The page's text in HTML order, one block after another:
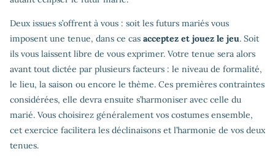
Deux issues s’offrent à vous : soit les futurs mariés vous
imposent une tenue, dans ce cas acceptez et jouez le jeu. Soit
ils vous laissent libre de vous exprimer. Votre tenue sera alors
avant tout dictée par plusieurs facteurs : le niveau de formalité,
le lieu, la saison ou encore le thème. Ces premières contraintes
considérées, elle devra ensuite s’harmoniser avec celle du
marié. Vous choisirez généralement vos costumes ensemble,
cet exercice facilitera les déclinaisons et l’harmonie de vos deux
tenues.